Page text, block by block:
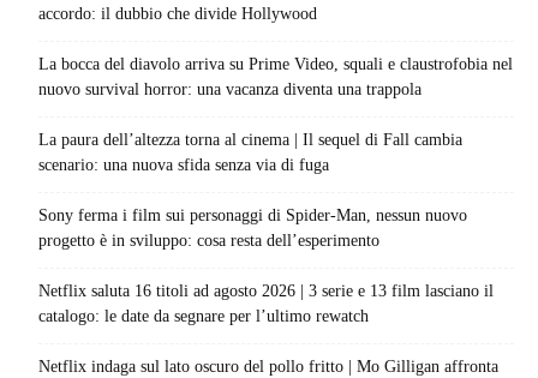
accordo: il dubbio che divide Hollywood
La bocca del diavolo arriva su Prime Video, squali e claustrofobia nel
nuovo survival horror: una vacanza diventa una trappola
La paura dell’altezza torna al cinema | Il sequel di Fall cambia
scenario: una nuova sfida senza via di fuga
Sony ferma i film sui personaggi di Spider-Man, nessun nuovo
progetto è in sviluppo: cosa resta dell’esperimento
Netflix saluta 16 titoli ad agosto 2026 | 3 serie e 13 film lasciano il
catalogo: le date da segnare per l’ultimo rewatch
Netflix indaga sul lato oscuro del pollo fritto | Mo Gilligan affronta